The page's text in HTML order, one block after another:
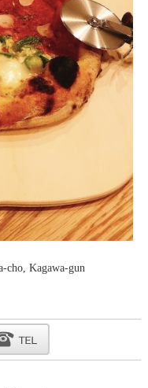
cho, Kagawa-gun